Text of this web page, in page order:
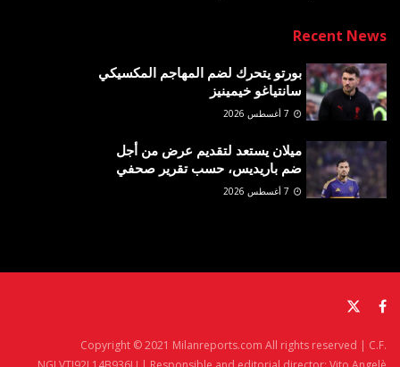
Recent News
بورتو يتحرك لضم المهاجم المكسيكي
سانتياغو خيمينيز
ميلان يستعد لتقديم عرض من أجل
ضم باريديس، حسب تقرير صحفي
Copyright © 2021 Milanreports.com All rights reserved | C.F.